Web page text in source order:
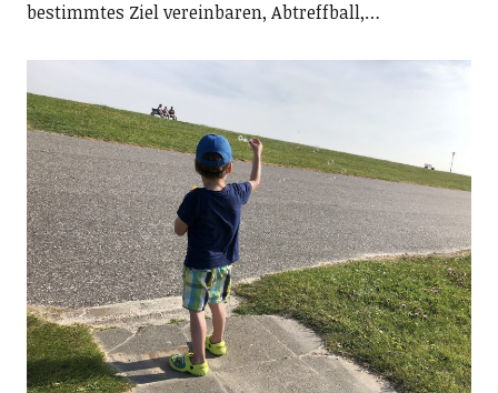
bestimmtes Ziel vereinbaren, Abtreffball,…